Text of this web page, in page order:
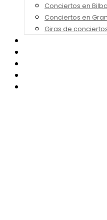
Conciertos en
Conciertos en
Giras de